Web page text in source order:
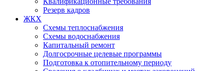
Резерв кадров
ЖКХ
Схемы теплоснабжения
Схемы водоснабжения
Капитальный ремонт
Долгосрочные целевые программы
Подготовка к отопительному периоду